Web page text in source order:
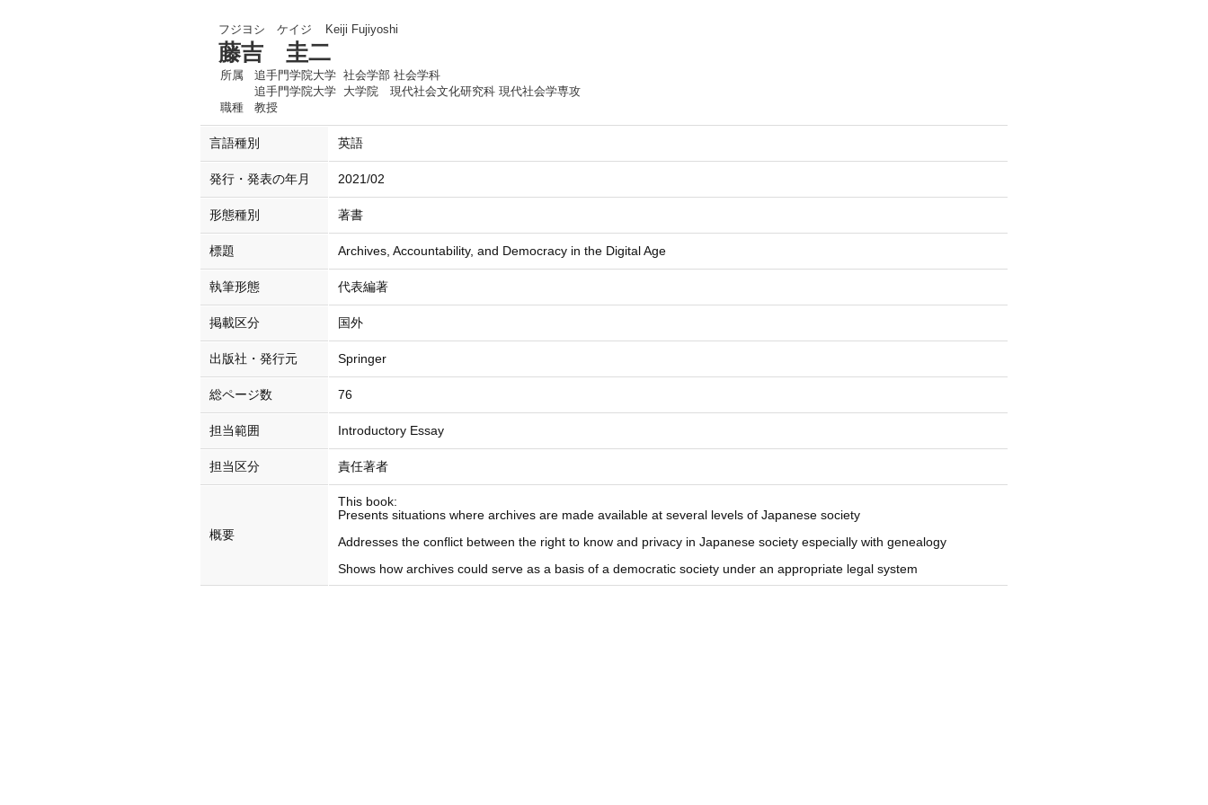
フジヨシ ケイジ Keiji Fujiyoshi
藤吉 圭二
所属
追手門学院大学 社会学部 社会学科
追手門学院大学 大学院 現代社会文化研究科 現代社会学専攻
職種
教授
言語種別 英語
発行・発表の年月 2021/02
形態種別 著書
標題 Archives, Accountability, and Democracy in the Digital Age
執筆形態 代表編著
掲載区分 国外
出版社・発行元 Springer
総ページ数 76
担当範囲 Introductory Essay
担当区分 責任著者
概要
This book:
Presents situations where archives are made available at several levels of Japanese society
Addresses the conflict between the right to know and privacy in Japanese society especially with genealogy
Shows how archives could serve as a basis of a democratic society under an appropriate legal system